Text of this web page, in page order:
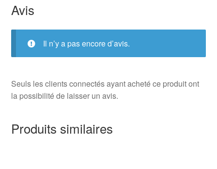
Avis
Il n’y a pas encore d’avis.
Seuls les clients connectés ayant acheté ce produit ont
la possibilité de laisser un avis.
Produits similaires